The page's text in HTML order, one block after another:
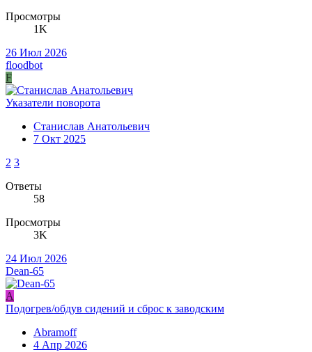
Просмотры
1K
26 Июл 2026
floodbot
F
Указатели поворота
Станислав Анатольевич
7 Окт 2025
2 3
Ответы
58
Просмотры
3K
24 Июл 2026
Dean-65
A
Подогрев/обдув сидений и сброс к заводским
Abramoff
4 Апр 2026